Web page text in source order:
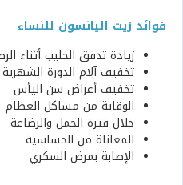
فوائد زيت اليانسون للنساء
زيادة تدفق الحليب أثناء
تخفيف آلام الدورة الشهرية
تخفيف أعراض سن اليأس
الوقاية من مشاكل العظام
خلال فترة الحمل والرضاعة
المعاناة من الحساسية
الإصابة بمرض السكري